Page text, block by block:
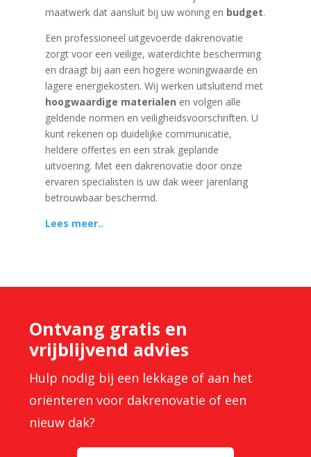
maatwerk dat aansluit bij uw woning en budget.
Een professioneel uitgevoerde dakrenovatie
zorgt voor een veilige, waterdichte bescherming
en draagt bij aan een hogere woningwaarde en
lagere energiekosten. Wij werken uitsluitend met
hoogwaardige materialen en volgen alle
geldende normen en veiligheidsvoorschriften. U
kunt rekenen op duidelijke communicatie,
heldere offertes en een strak geplande
uitvoering. Met een dakrenovatie door onze
ervaren specialisten is uw dak weer jarenlang
betrouwbaar beschermd.
Lees meer..
Ontvang gratis en
vrijblijvend advies
Hulp nodig bij een lekkage of aan het
oriënteren voor dakrenovatie of een
nieuw dak?